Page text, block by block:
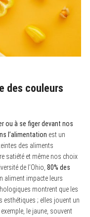
des couleurs
ou à se figer devant nos
l’alimentation est un
des aliments
satiété et même nos choix
de l’Ohio, 80% des
aliment impacte leurs
montrent que les
esthétiques ; elles jouent un
le jaune, souvent